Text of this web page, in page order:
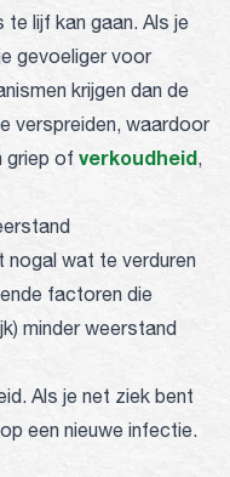
lijf kan gaan. Als je
gevoeliger voor
krijgen dan de
verspreiden, waardoor
griep of verkoudheid,
nogal wat te verduren
factoren die
minder weerstand
Als je net ziek bent
een nieuwe infectie.